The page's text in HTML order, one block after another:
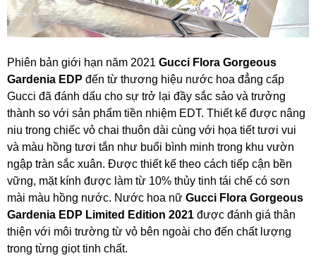
Phiên bản giới hạn năm 2021 Gucci Flora Gorgeous
Gardenia EDP đến từ thương hiệu nước hoa đẳng cấp
Gucci đã đánh dấu cho sự trở lại đầy sắc sảo và trưởng
thành so với sản phẩm tiền nhiệm EDT. Thiết kế được nâng
niu trong chiếc vỏ chai thuôn dài cùng với họa tiết tươi vui
và màu hồng tươi tắn như buổi bình minh trong khu vườn
ngập tràn sắc xuân. Được thiết kế theo cách tiếp cận bền
vững, mặt kính được làm từ 10% thủy tinh tái chế có sơn
mài màu hồng nước. Nước hoa nữ Gucci Flora Gorgeous
Gardenia EDP Limited Edition 2021 được đánh giá thân
thiện với môi trường từ vỏ bên ngoài cho đến chất lượng
trong từng giọt tinh chất.